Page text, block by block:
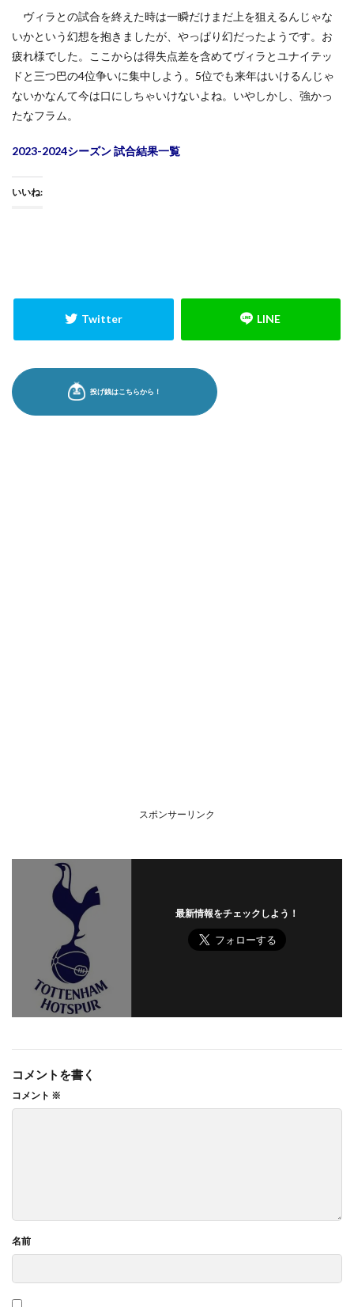
ヴィラとの試合を終えた時は一瞬だけまだ上を狙えるんじゃな
いかという幻想を抱きましたが、やっぱり幻だったようです。お
疲れ様でした。ここからは得失点差を含めてヴィラとユナイテッ
ドと三つ巴の4位争いに集中しよう。5位でも来年はいけるんじゃ
ないかなんて今は口にしちゃいけないよね。いやしかし、強かっ
たなフラム。
2023-2024シーズン 試合結果一覧
いいね:
スポンサーリンク
最新情報をチェックしよう！
コメントを書く
コメント ※
名前